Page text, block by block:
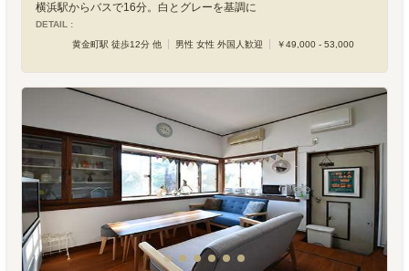
横浜駅からバスで16分。白とグレーを基調に
DETAIL :
黄金町駅 徒歩12分 他
男性 女性 外国人歓迎 ￥49,000 - 53,000